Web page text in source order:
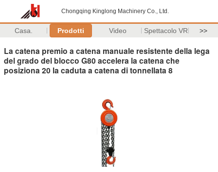
Chongqing Kinglong Machinery Co., Ltd.
Casa. Prodotti Video Spettacolo VR >>
La catena premio a catena manuale resistente della lega
del grado del blocco G80 accelera la catena che
posiziona 20 la caduta a catena di tonnellata 8